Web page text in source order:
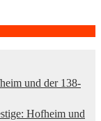
und der 138-
Hofheim und